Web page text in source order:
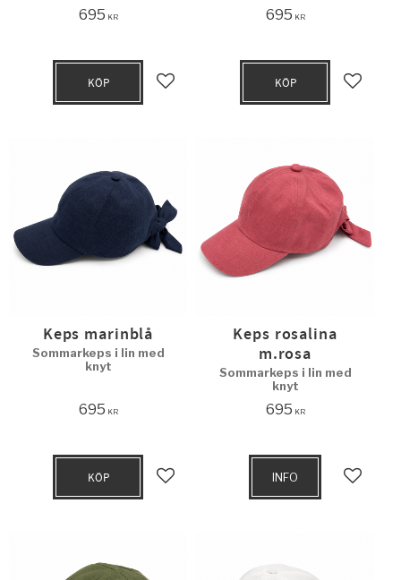
695 KR
Lägg till i favoriter
KÖP
695 KR
Lägg
KÖP
Keps marinblå
Sommarkeps i lin med
knyt
695 KR
Lägg till i favoriter
KÖP
Keps rosalina
m.rosa
Sommarkeps i lin med
knyt
695 KR
Lägg
INFO